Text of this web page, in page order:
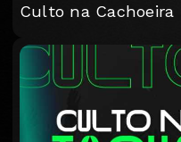
Culto na Cachoeira